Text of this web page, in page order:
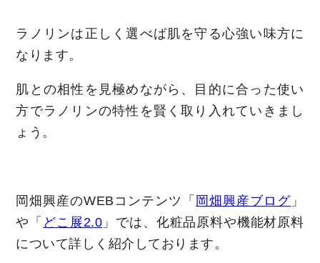
ラノリンは正しく選べば肌を守る心強い味方に
なります。
肌との相性を見極めながら、目的に合った使い
方でラノリンの特性を賢く取り入れていきまし
ょう。
岡畑興産のWEBコンテンツ「 岡畑興産ブログ 」
や「 どこ展2.0 」では、化粧品原料や機能材原料
について詳しく紹介しております。